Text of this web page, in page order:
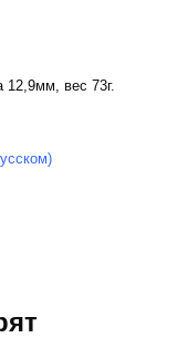
12,9мм, вес 73г.